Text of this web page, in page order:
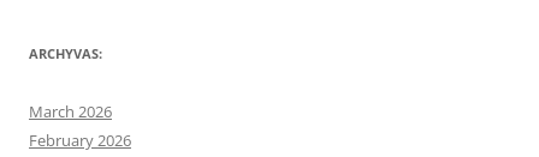
ARCHYVAS:
March 2026
February 2026